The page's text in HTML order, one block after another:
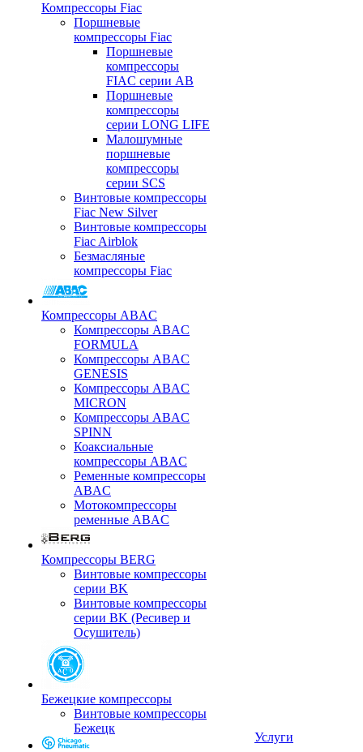
Компрессоры Fiac
Поршневые
компрессоры Fiac
Поршневые
компрессоры
FIAC серии AB
Поршневые
компрессоры
серии LONG LIFE
Малошумные
поршневые
компрессоры
серии SCS
Винтовые компрессоры
Fiac New Silver
Винтовые компрессоры
Fiac Airblok
Безмасляные
компрессоры Fiac
Компрессоры ABAC
Компрессоры ABAC
FORMULA
Компрессоры ABAC
GENESIS
Компрессоры ABAC
MICRON
Компрессоры ABAC
SPINN
Коаксиальные
компрессоры ABAC
Ременные компрессоры
ABAC
Мотокомпрессоры
ременные ABAC
Компрессоры BERG
Винтовые компрессоры
серии BK
Винтовые компрессоры
серии BK (Ресивер и
Осушитель)
Бежецкие компрессоры
Винтовые компрессоры
Бежецк
Услуги